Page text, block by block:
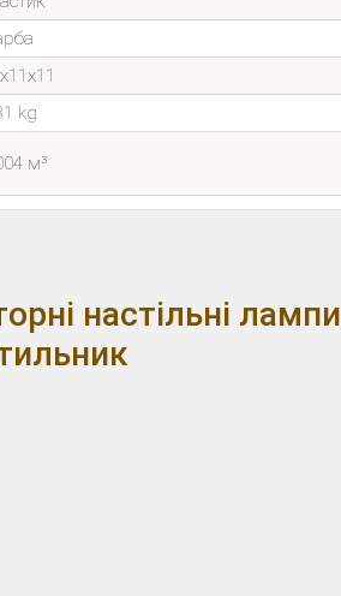
kg
м³
настільні лампи